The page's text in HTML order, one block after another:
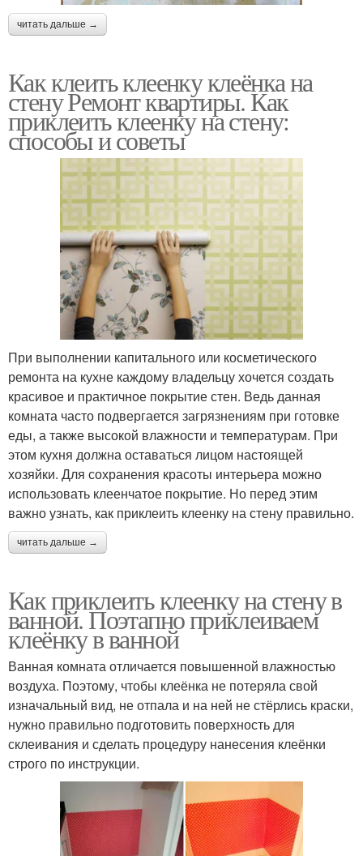
читать дальше →
Как клеить клеенку клеёнка на
стену Ремонт квартиры. Как
приклеить клеенку на стену:
способы и советы
При выполнении капитального или косметического
ремонта на кухне каждому владельцу хочется создать
красивое и практичное покрытие стен. Ведь данная
комната часто подвергается загрязнениям при готовке
еды, а также высокой влажности и температурам. При
этом кухня должна оставаться лицом настоящей
хозяйки. Для сохранения красоты интерьера можно
использовать клеенчатое покрытие. Но перед этим
важно узнать, как приклеить клеенку на стену правильно.
читать дальше →
Как приклеить клеенку на стену в
ванной. Поэтапно приклеиваем
клеёнку в ванной
Ванная комната отличается повышенной влажностью
воздуха. Поэтому, чтобы клеёнка не потеряла свой
изначальный вид, не отпала и на ней не стёрлись краски,
нужно правильно подготовить поверхность для
склеивания и сделать процедуру нанесения клеёнки
строго по инструкции.